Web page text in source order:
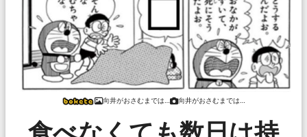
向井がおさむまでは… 向井がおさむまでは…